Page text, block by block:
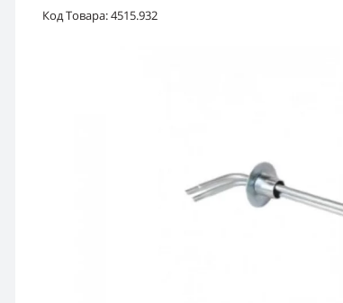
Код Товара: 4515.932